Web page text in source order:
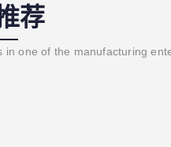
荐
one of the manufacturing